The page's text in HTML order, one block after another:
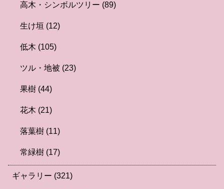
高木・シンボルツリー (89)
生け垣 (12)
低木 (105)
ツル・地被 (23)
果樹 (44)
花木 (21)
落葉樹 (11)
常緑樹 (17)
ギャラリー (321)